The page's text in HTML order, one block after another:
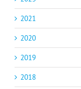
2021
2020
2019
2018